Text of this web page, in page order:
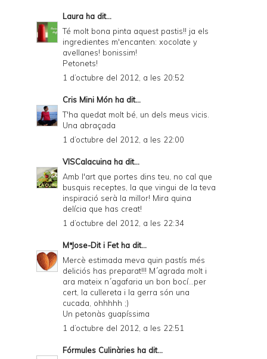
Laura ha dit...
Té molt bona pinta aquest pastis!! ja els
ingredientes m'encanten: xocolate y
avellanes! bonissim!
Petonets!
1 d’octubre del 2012, a les 20:52
Cris Mini Món ha dit...
T'ha quedat molt bé, un dels meus vicis.
Una abraçada
1 d’octubre del 2012, a les 22:00
VISCalacuina ha dit...
Amb l'art que portes dins teu, no cal que
busquis receptes, la que vingui de la teva
inspiració serà la millor! Mira quina
delícia que has creat!
1 d’octubre del 2012, a les 22:34
MªJose-Dit i Fetha dit...
Mercè estimada meva quin pastís més
deliciós has preparat!!! M´agrada molt i
ara mateix n´agafaria un bon bocí...per
cert, la cullereta i la gerra són una
cucada, ohhhhh ;)
Un petonàs guapíssima
1 d’octubre del 2012, a les 22:51
Fórmules Culinàries ha dit...